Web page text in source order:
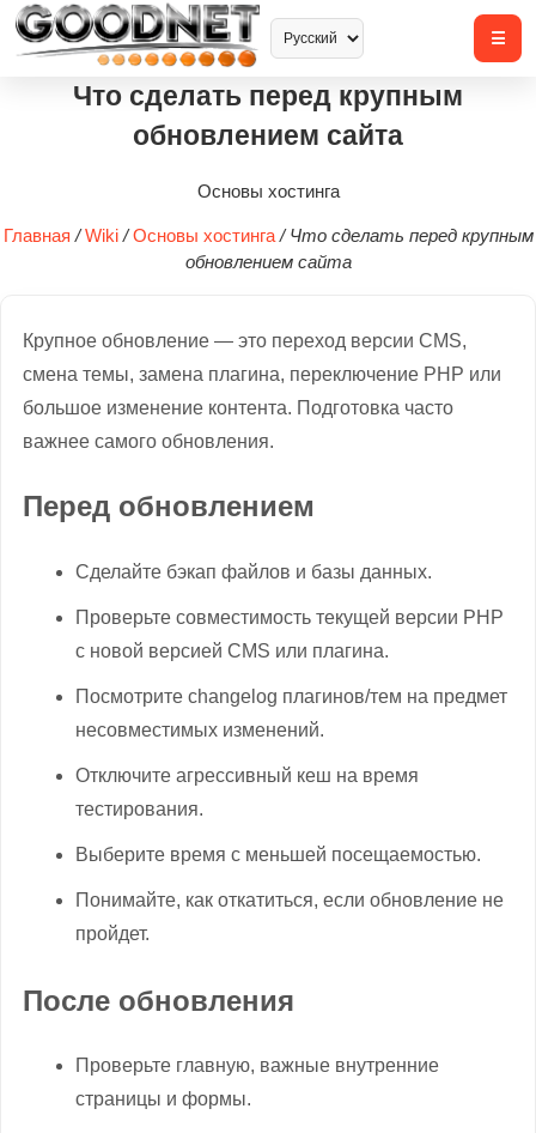
Что сделать перед крупным
обновлением сайта
Основы хостинга
Главная / Wiki / Основы хостинга / Что сделать перед крупным
обновлением сайта
Крупное обновление — это переход версии CMS,
смена темы, замена плагина, переключение PHP или
большое изменение контента. Подготовка часто
важнее самого обновления.
Перед обновлением
Сделайте бэкап файлов и базы данных.
Проверьте совместимость текущей версии PHP
с новой версией CMS или плагина.
Посмотрите changelog плагинов/тем на предмет
несовместимых изменений.
Отключите агрессивный кеш на время
тестирования.
Выберите время с меньшей посещаемостью.
Понимайте, как откатиться, если обновление не
пройдет.
После обновления
Проверьте главную, важные внутренние
страницы и формы.